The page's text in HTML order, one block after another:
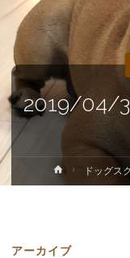
2019/04/
ホ
ー
ドッグス
アーカイブ